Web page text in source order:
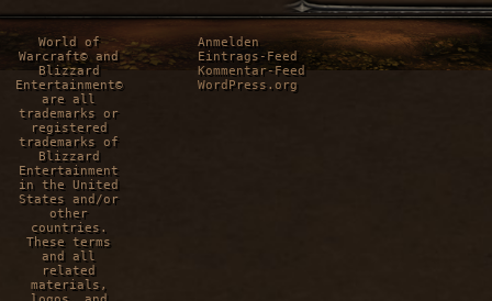
World of
Warcraft© and
Blizzard
Entertainment©
are all
trademarks or
registered
trademarks of
Blizzard
Entertainment
in the United
States and/or
other
countries.
These terms
and all
related
materials,
Anmelden
Eintrags-Feed
Kommentar-Feed
WordPress.org